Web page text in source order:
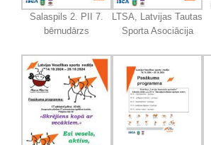
Salaspils 2. PII 7.
bērnudārzs
LTSA, Latvijas Tautas
Sporta Asociācija